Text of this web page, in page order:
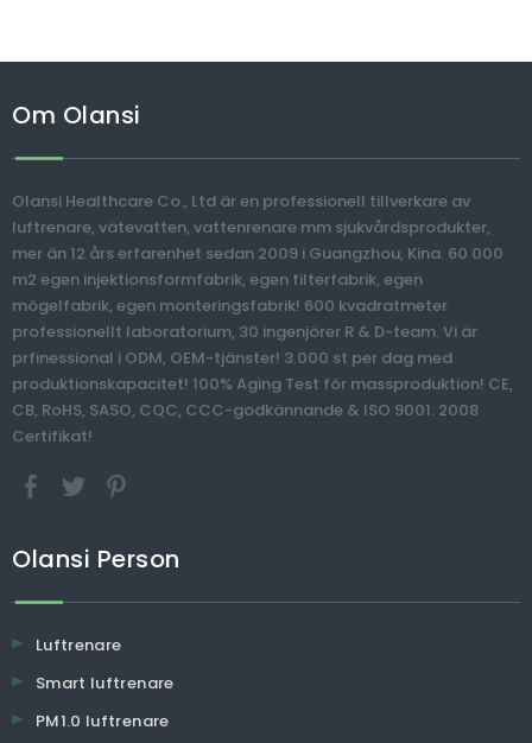
Om Olansi
Olansi Healthcare Co., Ltd är en professionell tillverkare av
luftrenare, vätevatten, vattenrenare mm sjukvårdsprodukter,
mer än 12 års erfarenhet sedan 2009 i Guangzhou, Kina. 60 000
m2 egen injektionsformfabrik, egen filterfabrik, egen
mögelfabrik, egen monteringsfabrik! 600 kvadratmeter
professionellt laboratorium, 30 ingenjörer R & D-team. Vi är
prfinessional i ODM, OEM-tjänster! 3.000 st per dag med
produktionskapacitet! 100% Aging Test för massproduktion! CE,
CB, RoHS, SASO, CQC, CCC-godkännande & ISO 9001: 2008
Certifikat!
Olansi Person
Luftrenare
Smart luftrenare
PM1.0 luftrenare